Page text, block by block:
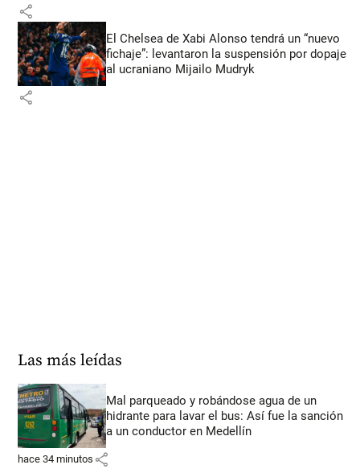
share
El Chelsea de Xabi Alonso tendrá un “nuevo
fichaje”: levantaron la suspensión por dopaje
al ucraniano Mijailo Mudryk
share
Las más leídas
Mal parqueado y robándose agua de un
hidrante para lavar el bus: Así fue la sanción
a un conductor en Medellín
hace 34 minutos share